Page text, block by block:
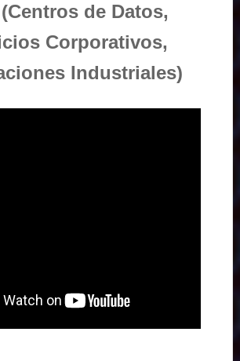
(Centros de Datos,
Corporativos,
Industriales)